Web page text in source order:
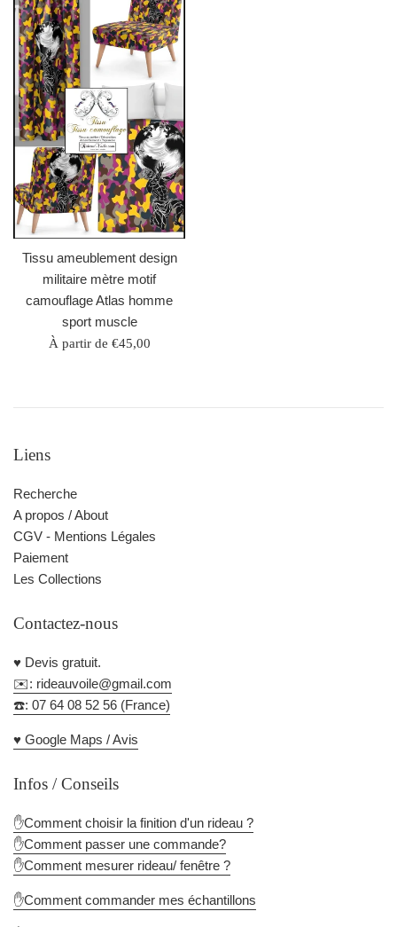
Tissu ameublement design
militaire mètre motif
camouflage Atlas homme
sport muscle
À partir de €45,00
Liens
Recherche
A propos / About
CGV - Mentions Légales
Paiement
Les Collections
Contactez-nous
♥️ Devis gratuit.
✉️: rideauvoile@gmail.com
☎️: 07 64 08 52 56 (France)
♥️ Google Maps / Avis
Infos / Conseils
✋Comment choisir la finition d'un rideau ?
✋Comment passer une commande?
✋Comment mesurer rideau/ fenêtre ?
✋Comment commander mes échantillons